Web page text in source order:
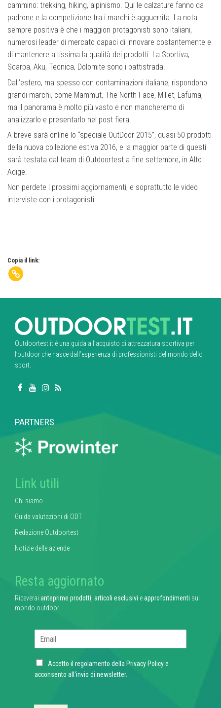
cammino: trekking, hiking, alpinismo. Qui le calzature fanno da
padrone e la competizione tra i marchi è agguerrita. La nota
sempre positiva è che i maggiori protagonisti sono italiani,
numerosi leader di mercato capaci di innovare costantemente e
di mantenere altissima la qualità dei prodotti. La Sportiva,
Scarpa, Aku, Tecnica, Dolomite sono i battistrada.
Dall’estero, ma spesso con contaminazioni italiane, rispondono
grandi marchi, come Mammut, The North Face, Millet, Lafuma,
ma il panorama è molto più vasto e non mancheremo di
analizzarlo e presentarlo nel post fiera.
A breve sarà online lo “speciale OutDoor 2015”, quasi 50 prodotti
della nuova collezione estiva 2016, e la maggior parte di questi
sarà testata dal team di Outdoortest a fine settembre, in Alto
Adige.
Non perdete i prossimi aggiornamenti, e soprattutto le video
interviste con i protagonisti.
Copia il link:
Outdoortest.it è una guida all’acquisto di attrezzatura sportiva per
l’outdoor che nasce dall’esperienza di professionisti del mondo dello
sport.
PARTNERS
Link utili
Chi siamo
Guida valutazioni di ODT
Redazione Outdoortest
Notizie delle aziende
Resta aggiornato
Riceverai anteprime prodotti, articoli esclusivi eapprofondimenti sul
mondo outdoor
l
C
h
Accetto il regolamento della Privacy Policye
acconsento all'invio di newsletter.